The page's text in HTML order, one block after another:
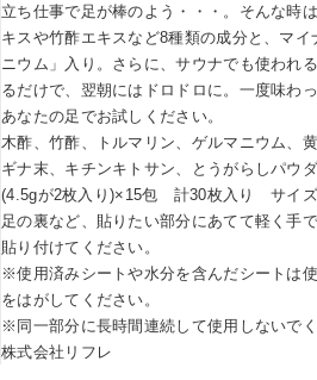
立ち仕事で足が棒のよう・・・。そんな時
キスや竹酢エキスなど8種類の成分と、マ
ニウム」入り。さらに、サウナでも使われ
るだけで、翌朝にはドロドロに。一度味わ
あなたの足でお試しください。
木酢、竹酢、トルマリン、ゲルマニウム、
ギナ末、キチンキトサン、とうがらしパウ
(4.5gが2枚入り)×15包 計30枚入り サイ
足の裏など、貼りたい部分にあてて軽く手
貼り付けてください。
※使用済みシートや水分を含んだシートは
をはがしてください。
※同一部分に長時間連続して使用しないでく
株式会社リフレ